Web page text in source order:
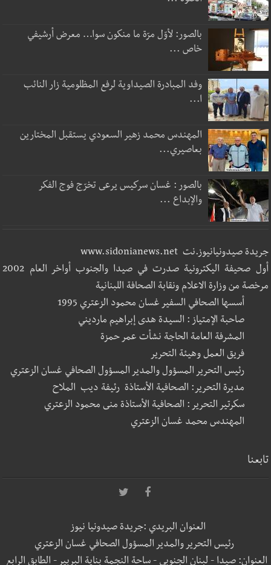
بالصور: لأوّل مرّة ما منكون سوا… معرض أرشيفي
خاص ...
وفد المبادرة الصيداوية لرفع المظلومية زار النائب
ا...
المهندس محمد زهير السعودي يستقبل المختارين
بعاصيري...
بالصور : غسان سركيس يرعى تخرّج فوج الفكر
والإبداع ...
جريدة صيدونيانيوز.نت www.sidonianews.net
أول صحيفة اليكترونية صدرت في صيدا والجنوب أواخر العام 2002
مرخصة من وزارة الاعلام ونقابة الصحافة اللبنانية
أسسها الصحافي السفير غسان محمود الزعتري 1995
صاحبة الإمتياز : السيدة هدى إبراهيم مارديني
المشرفة العامة الحاجة نشأت عمر حمزة
فريق العمل وهيئة التحرير
رئيس التحرير المسؤول والمدير المسؤول الصحافي غسان الزعتري
مديرة التحرير: الصحافية الأستاذة رئيفة ديب الملاح
سكرتير التحرير : الصحافية الأستاذة منى محمود الزعتري
المهندس محمد غسان الزعتري
تابعنا
العنوان البريدي :جريدة صيدونيا نيوز
رئيس التحرير والمدير المسؤول الصحافي غسان الزعتري
العنوان: صيدا - لبنان الجنوبي - ساحة النجمة بناية البربير - الطابق الرابع